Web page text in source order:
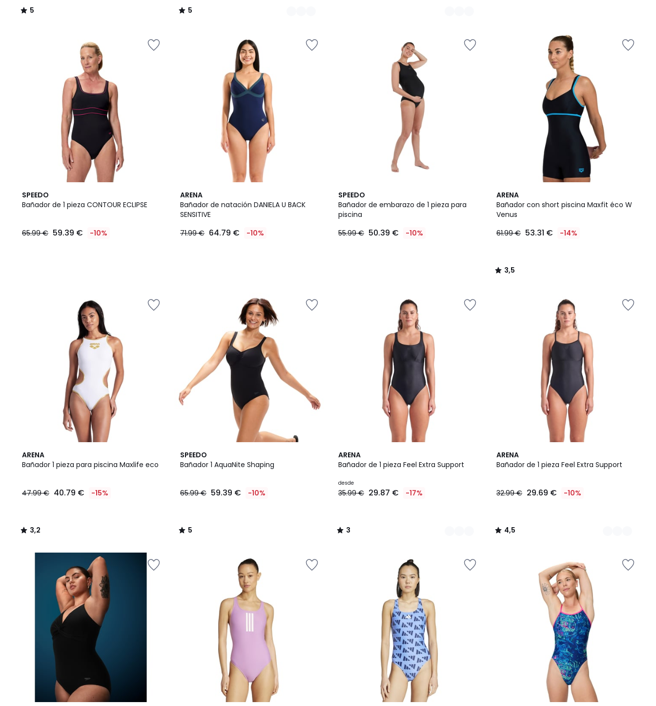
5
/
5
/
SPEEDO
Bañador de 1 pieza CONTOUR ECLIPSE
65.99 € 59.39 € -10%
ARENA
Bañador de natación DANIELA U BACK
SENSITIVE
71.99 € 64.79 € -10%
SPEEDO
Bañador de embarazo de 1 pieza para
piscina
55.99 € 50.39 € -10%
ARENA
Bañador con short piscina Maxfit éco W
Venus
61.99 € 53.31 € -14%
3,5
/ 5
3,5
/
ARENA
Bañador 1 pieza para piscina Maxlife eco
47.99 € 40.79 € -15%
3,2
/ 5
3,2
/
SPEEDO
Bañador 1 AquaNite Shaping
65.99 € 59.39 € -10%
5
/
5
/
ARENA
Bañador de 1 pieza Feel Extra Support
desde
35.99 € 29.87 € -17%
3
/
2
Colores
3
/
ARENA
Bañador de 1 pieza Feel Extra Support
32.99 € 29.69 € -10%
4,5
/ 5
2
Colores
4,5
/